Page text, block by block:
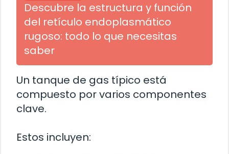
Descubre la estructura y función
del retículo endoplasmático
rugoso: todo lo que necesitas
saber
Un tanque de gas típico está
compuesto por varios componentes
clave.
Estos incluyen: